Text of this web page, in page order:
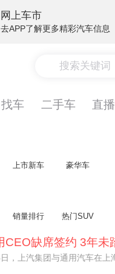
网上车市
去APP了解更多精彩汽车信息
搜索关键词
找车 二手车 直播
上市新车 豪华车
销量排行 热门SUV